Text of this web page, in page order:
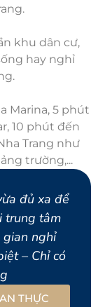
khu dân cư,
hay nghỉ
Marina, 5 phút
10 phút đến
Trang như
trường,...
đủ xa để
trung tâm
nghỉ
– Chỉ có
THỰC